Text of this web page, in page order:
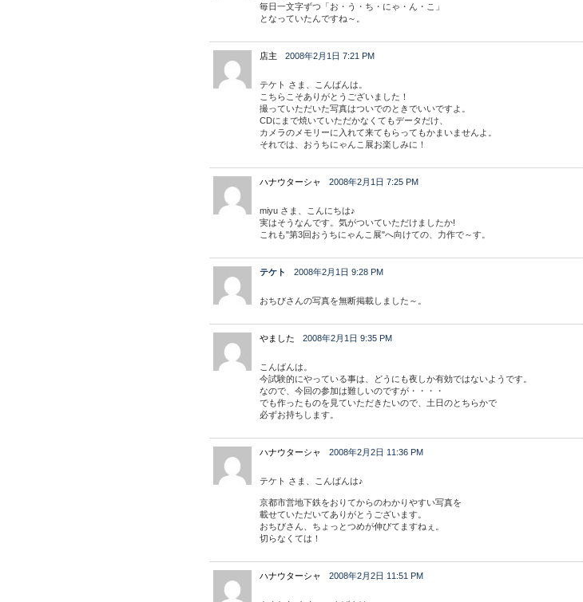
毎日一文字ずつ「お・う・ち・にゃ・ん・こ」
となっていたんですね～。
店主 2008年2月1日 7:21 PM
テケト さま、こんばんは。
こちらこそありがとうございました！
撮っていただいた写真はついでのときでいいですよ。
CDにまで焼いていただかなくてもデータだけ、
カメラのメモリーに入れて来てもらってもかまいませんよ。
それでは、おうちにゃんこ展お楽しみに！
ハナウターシャ 2008年2月1日 7:25 PM
miyu さま、こんにちは♪
実はそうなんです。気がついていただけましたか!
これも"第3回おうちにゃんこ展"へ向けての、力作で～す。
テケト 2008年2月1日 9:28 PM
おちびさんの写真を無断掲載しました～。
やました 2008年2月1日 9:35 PM
こんばんは。
今試験的にやっている事は、どうにも夜しか有効ではないようです。
なので、今回の参加は難しいのですが・・・・
でも作ったものを見ていただきたいので、土日のとちらかで
必ずお持ちします。
ハナウターシャ 2008年2月2日 11:36 PM
テケト さま、こんばんは♪
京都市営地下鉄をおりてからのわかりやすい写真を
載せていただいてありがとうございます。
おちびさん、ちょっとつめが伸びてますねぇ。
切らなくては！
ハナウターシャ 2008年2月2日 11:51 PM